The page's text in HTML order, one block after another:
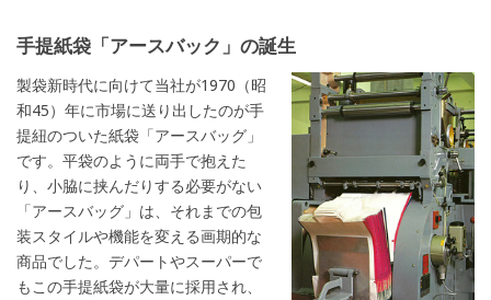
手提紙袋「アースバック」の誕生
製袋新時代に向けて当社が1970（昭
和45）年に市場に送り出したのが手
提紐のついた紙袋「アースバッグ」
です。平袋のように両手で抱えた
り、小脇に挟んだりする必要がない
「アースバッグ」は、それまでの包
装スタイルや機能を変える画期的な
商品でした。デパートやスーパーで
もこの手提紙袋が大量に採用され、